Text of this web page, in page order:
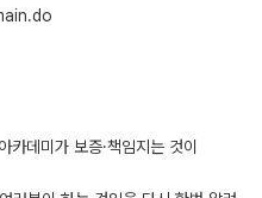
데미가 보증·책임지는 것이